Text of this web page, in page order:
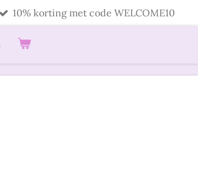
10% korting met code WELCOME10